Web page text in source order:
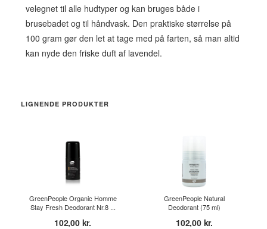
velegnet til alle hudtyper og kan bruges både i
brusebadet og til håndvask. Den praktiske størrelse på
100 gram gør den let at tage med på farten, så man altid
kan nyde den friske duft af lavendel.
LIGNENDE PRODUKTER
GreenPeople Organic Homme
Stay Fresh Deodorant Nr.8 ...
102,00 kr.
GreenPeople Natural
Deodorant (75 ml)
102,00 kr.